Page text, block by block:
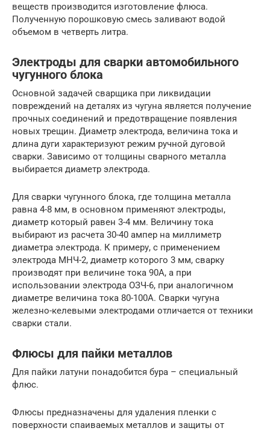
веществ производится изготовление флюса.
Полученную порошковую смесь заливают водой
объемом в четверть литра.
Электроды для сварки автомобильного
чугунного блока
Основной задачей сварщика при ликвидации
повреждений на деталях из чугуна является получение
прочных соединений и предотвращение появления
новых трещин. Диаметр электрода, величина тока и
длина дуги характеризуют режим ручной дуговой
сварки. Зависимо от толщины сварного металла
выбирается диаметр электрода.
Для сварки чугунного блока, где толщина металла
равна 4-8 мм, в основном применяют электроды,
диаметр который равен 3-4 мм. Величину тока
выбирают из расчета 30-40 ампер на миллиметр
диаметра электрода. К примеру, с применением
электрода МНЧ-2, диаметр которого 3 мм, сварку
производят при величине тока 90А, а при
использовании электрода ОЗЧ-6, при аналогичном
диаметре величина тока 80-100А. Сварки чугуна
железно-келевыми электродами отличается от техники
сварки стали.
Флюсы для пайки металлов
Для пайки латуни понадобится бура – специальный
флюс.
Флюсы предназначены для удаления пленки с
поверхности спаиваемых металлов и защиты от